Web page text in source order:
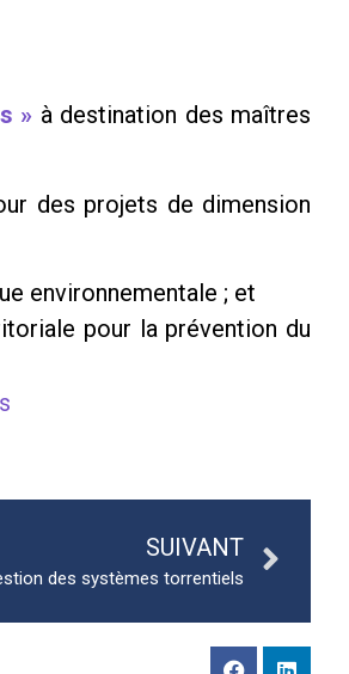
» à destination des maîtres
des projets de dimension
environnementale ; et
pour la prévention du
SUIVANT
des systèmes torrentiels